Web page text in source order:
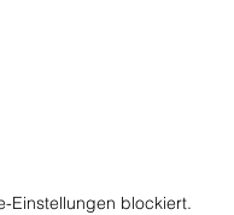
Einstellungen blockiert.